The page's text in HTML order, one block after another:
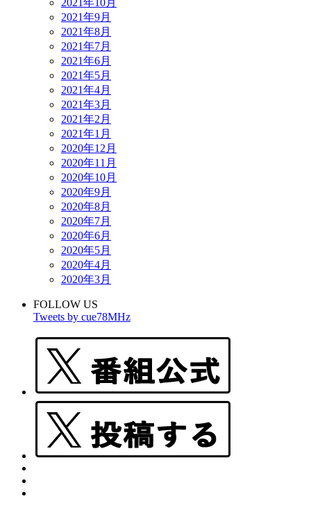
2021年10月
2021年9月
2021年8月
2021年7月
2021年6月
2021年5月
2021年4月
2021年3月
2021年2月
2021年1月
2020年12月
2020年11月
2020年10月
2020年9月
2020年8月
2020年7月
2020年6月
2020年5月
2020年4月
2020年3月
FOLLOW US
Tweets by cue78MHz